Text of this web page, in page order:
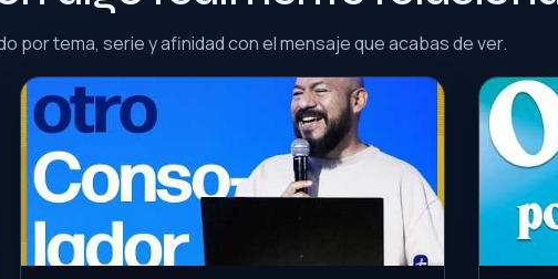
por tema, serie y afinidad con el mensaje que acabas de ver.